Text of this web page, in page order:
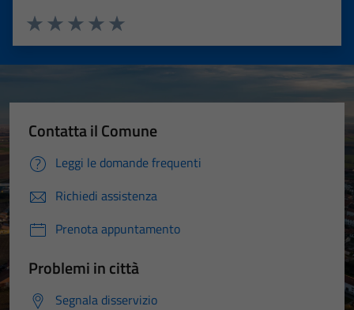
Valuta 5 stelle su 5
Valuta 4 stelle su 5
Valuta 3 stelle su 5
Valuta 2 stelle su 5
Valuta 1 stelle su 5
Contatta il Comune
Leggi le domande frequenti
Richiedi assistenza
Prenota appuntamento
Problemi in città
Segnala disservizio